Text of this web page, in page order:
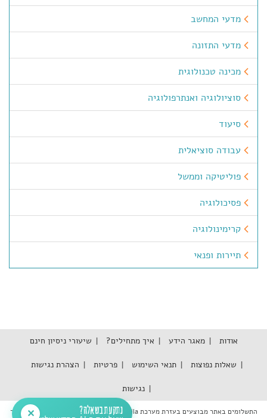
מדעי המחשב
מדעי התזונה
מכינה טכנולוגית
סוציולוגיה ואנתרפולוגיה
סיעוד
עבודה סוציאלית
פוליטיקה וממשל
פסיכולוגיה
קרימינולוגיה
תיירות ופנאי
אודות מאגר הידע איך מתחילים? שיעורי ניסיון חינם
שאלות נפוצות תנאי השימוש פרטיות הצהרת נגישות
נגישות
התשלומים באתר מבוצעים בעזרת מערכת Tranzila אשר עומדת בתקן האבטחה המחמיר
נתקעת בשאלה? ✕